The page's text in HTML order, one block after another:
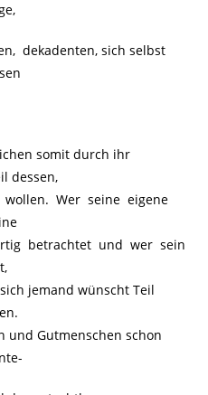
dekadenten, sich selbst
somit durch ihr
dessen,
Wer seine eigene
betrachtet und wer sein
jemand wünscht Teil
und Gutmenschen schon